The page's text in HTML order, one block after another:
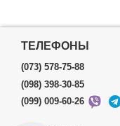
ТЕЛЕФОНЫ
(073) 578-75-88
(098) 398-30-85
(099) 009-60-26